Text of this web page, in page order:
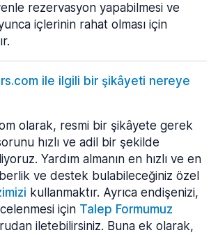
rezervasyon yapabilmesi ve
içlerinin rahat olması için
ile ilgili bir şikâyeti nereye
olarak, resmi bir şikâyete gerek
hızlı ve adil bir şekilde
Yardım almanın en hızlı ve en
ve destek bulabileceğiniz özel
kullanmaktır. Ayrıca endişenizi,
için Talep Formumuz
iletebilirsiniz. Buna ek olarak,